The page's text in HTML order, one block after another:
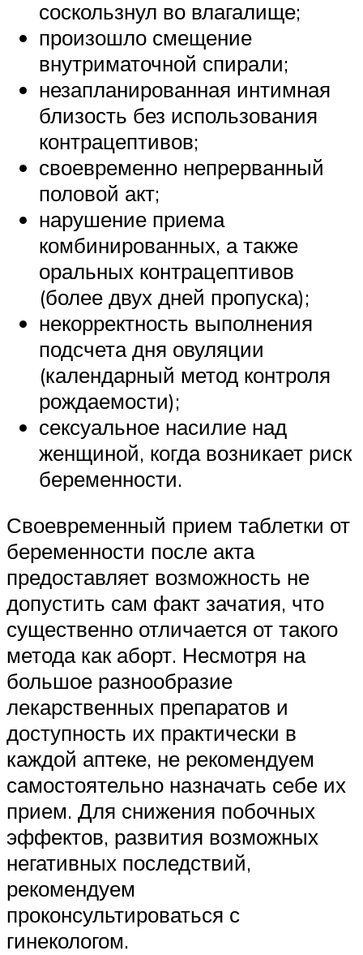
соскользнул во влагалище;
произошло смещение
внутриматочной спирали;
незапланированная интимная
близость без использования
контрацептивов;
своевременно непрерванный
половой акт;
нарушение приема
комбинированных, а также
оральных контрацептивов
(более двух дней пропуска);
некорректность выполнения
подсчета дня овуляции
(календарный метод контроля
рождаемости);
сексуальное насилие над
женщиной, когда возникает риск
беременности.
Своевременный прием таблетки от
беременности после акта
предоставляет возможность не
допустить сам факт зачатия, что
существенно отличается от такого
метода как аборт. Несмотря на
большое разнообразие
лекарственных препаратов и
доступность их практически в
каждой аптеке, не рекомендуем
самостоятельно назначать себе их
прием. Для снижения побочных
эффектов, развития возможных
негативных последствий,
рекомендуем
проконсультироваться с
гинекологом.